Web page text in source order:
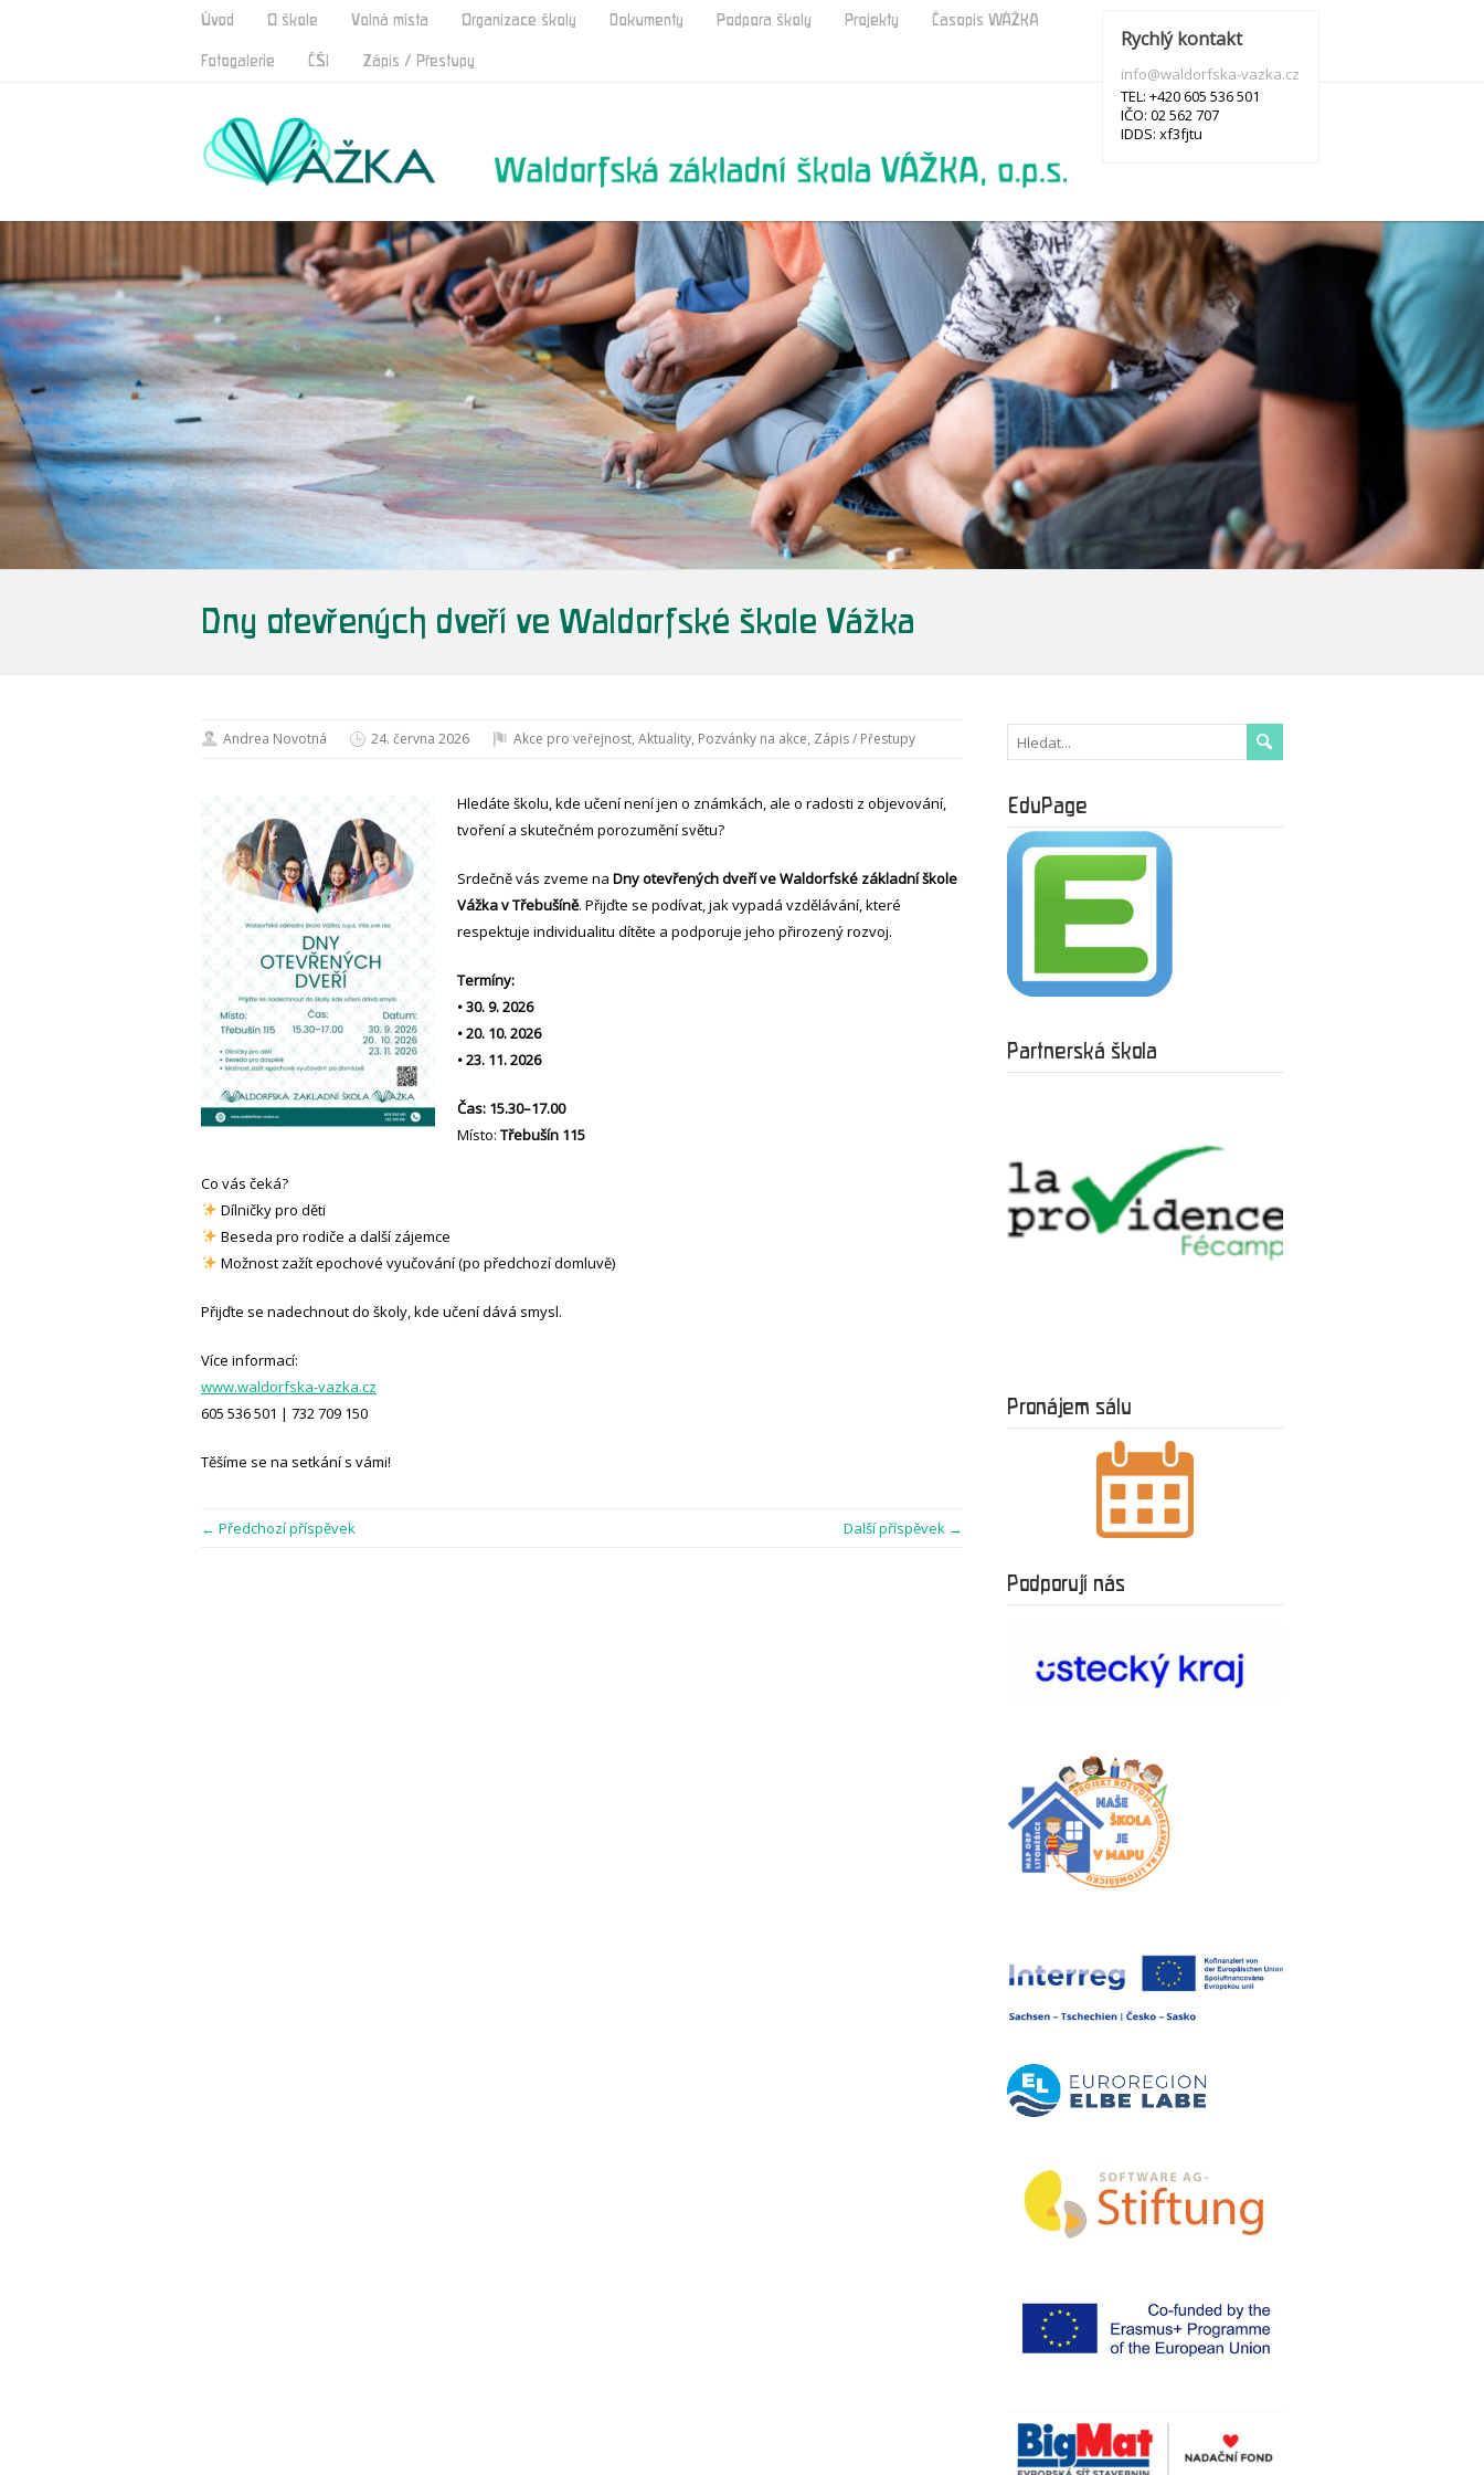
Úvod O škole Volná místa Organizace školy Dokumenty Podpora školy Projekty Časopis WÁŽKA
Fotogalerie ČŠI Zápis / Přestupy
Rychlý kontakt
info@waldorfska-vazka.cz
TEL: +420 605 536 501
IČO: 02 562 707
IDDS: xf3fjtu
Dny otevřených dveří ve Waldorfské škole Vážka
Andrea Novotná 24. června 2026 Akce pro veřejnost, Aktuality, Pozvánky na akce, Zápis / Přestupy
Hledáte školu, kde učení není jen o známkách, ale o radosti z objevování,
tvoření a skutečném porozumění světu?
Srdečně vás zveme na Dny otevřených dveří ve Waldorfské základní škole
Vážka v Třebušíně. Přijďte se podívat, jak vypadá vzdělávání, které
respektuje individualitu dítěte a podporuje jeho přirozený rozvoj.
Termíny:
• 30. 9. 2026
• 20. 10. 2026
• 23. 11. 2026
Čas: 15.30–17.00
Místo: Třebušín 115
Co vás čeká?
Dílničky pro děti
Beseda pro rodiče a další zájemce
Možnost zažít epochové vyučování (po předchozí domluvě)
Přijďte se nadechnout do školy, kde učení dává smysl.
Více informací:
www.waldorfska-vazka.cz
605 536 501 | 732 709 150
Těšíme se na setkání s vámi!
← Předchozí příspěvek Další příspěvek →
EduPage
Partnerská škola
Pronájem sálu
Podporují nás